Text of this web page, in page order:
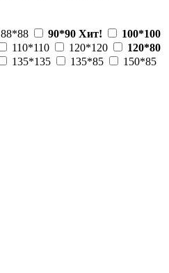
88*88 90*90 Хит!
100*100
110*110 120*120
120*80
135*135 135*85
150*85